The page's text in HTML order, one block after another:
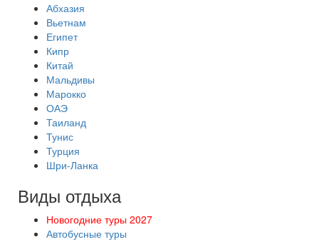
Абхазия
Вьетнам
Египет
Кипр
Китай
Мальдивы
Марокко
ОАЭ
Таиланд
Тунис
Турция
Шри-Ланка
Виды отдыха
Новогодние туры 2027
Автобусные туры